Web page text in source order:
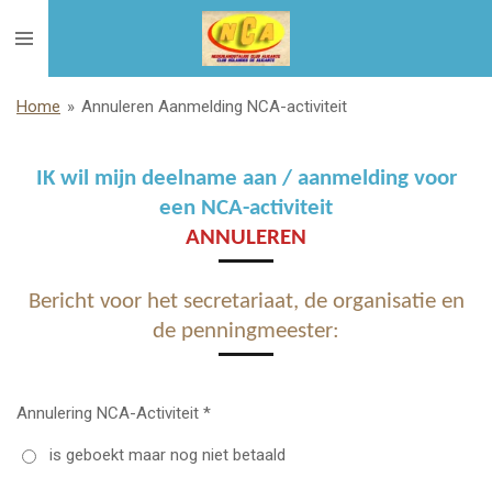
direct
de
Home » Annuleren Aanmelding NCA-activiteit
IK wil mijn deelname aan / aanmelding voor
een NCA-activiteit
ANNULEREN
Bericht voor het secretariaat, de organisatie en
de penningmeester:
Annulering NCA-Activiteit *
is geboekt maar nog niet betaald